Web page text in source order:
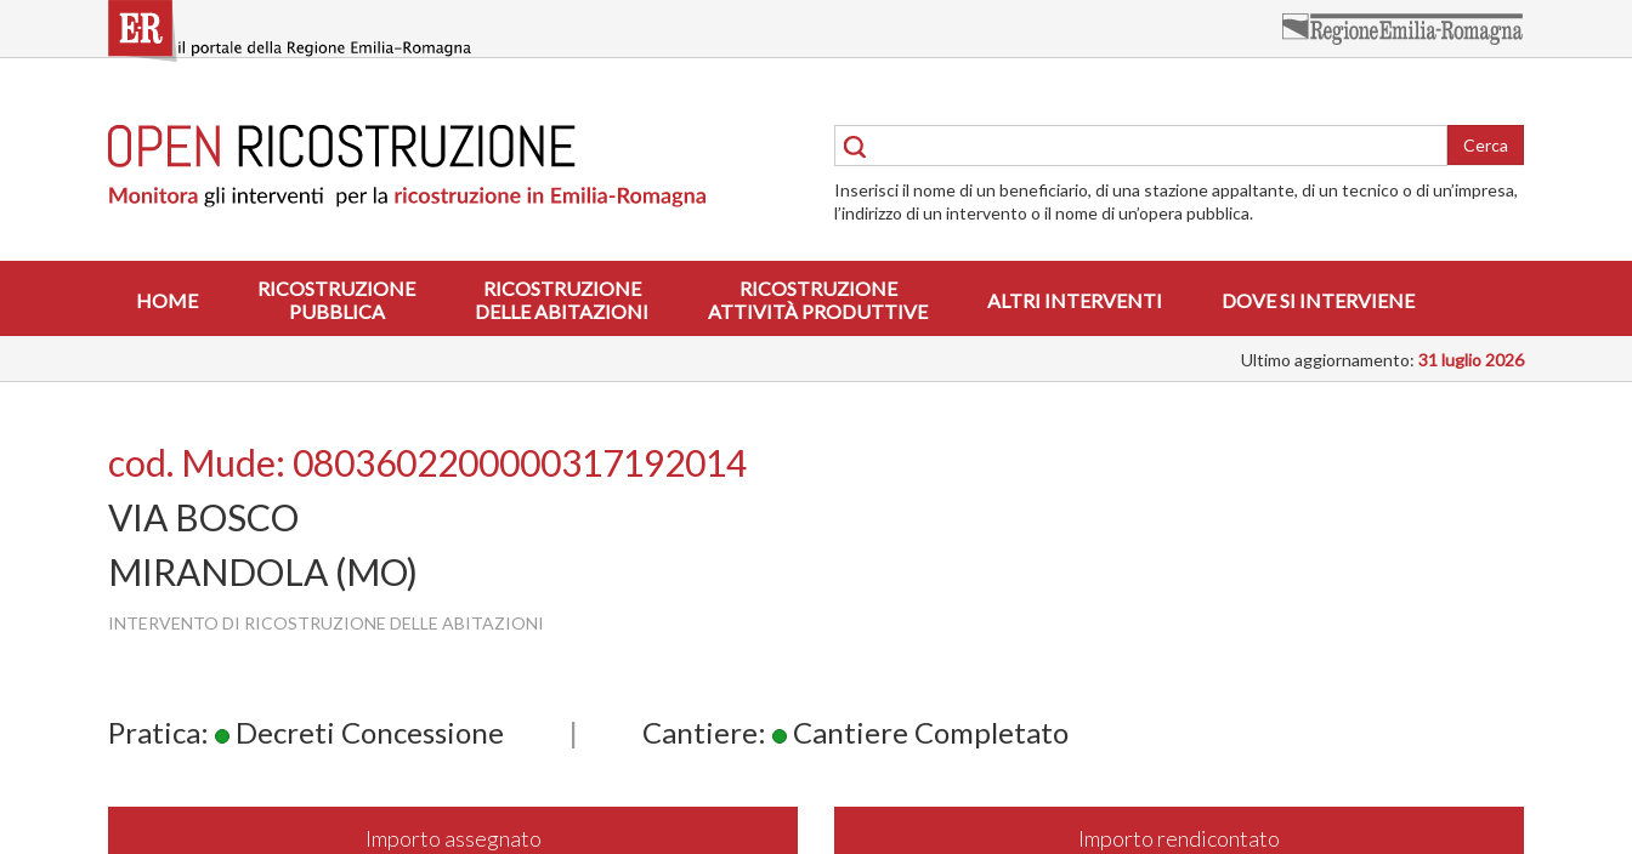
contenuto
RICOSTRUZIONE
PUBBLICA
ABITAZIONI
RICOSTRUZIONE
ATTIVITÀ
INTERVIENE
Cerca
Inserisci il nome di un beneficiario, di una stazione appaltante, di un tecnico o di un’impresa,
l’indirizzo di un intervento o il nome di un’opera pubblica.
HOME
RICOSTRUZIONE
PUBBLICA
RICOSTRUZIONE
DELLE ABITAZIONI
RICOSTRUZIONE
ATTIVITÀ PRODUTTIVE
ALTRI INTERVENTI DOVE SI INTERVIENE
Ultimo aggiornamento: 31 luglio 2026
cod. Mude: 0803602200000317192014
VIA BOSCO
MIRANDOLA (MO)
INTERVENTO DI RICOSTRUZIONE DELLE ABITAZIONI
Pratica: Decreti Concessione | Cantiere: Cantiere Completato
Importo assegnato Importo rendicontato